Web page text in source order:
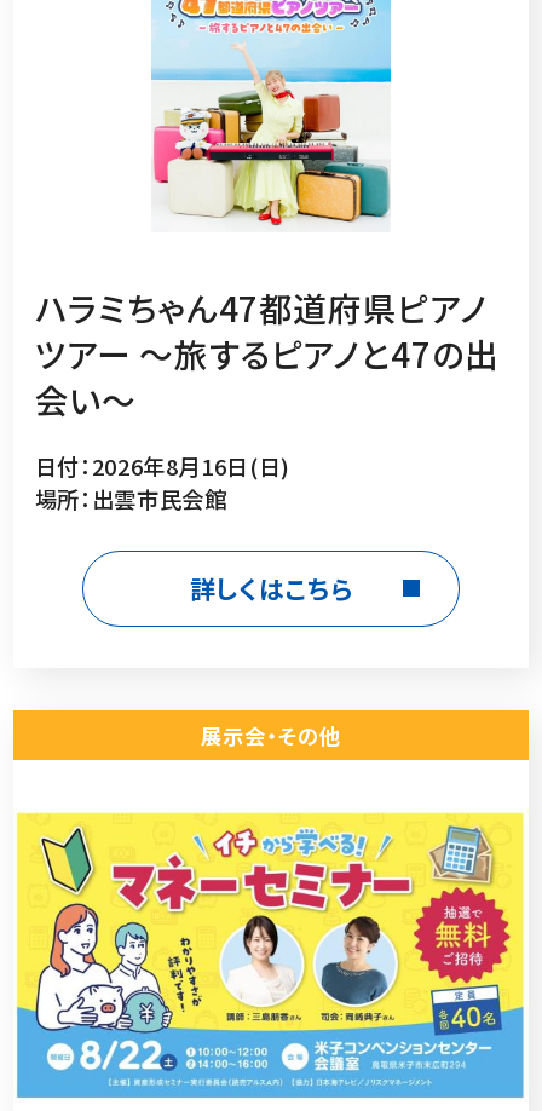
ハラミちゃん47都道府県ピアノ
ツアー 〜旅するピアノと47の出
会い〜
日付：2026年8月16日(日)
場所：出雲市民会館
詳しくはこちら
展示会・その他